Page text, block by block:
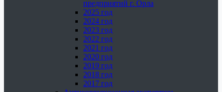
предприятий г. Орла
2025 год
2024 год
2023 год
2022 год
2021 год
2020 год
2019 год
2018 год
2017 год